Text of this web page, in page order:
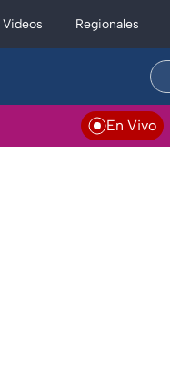
Videos Regionales
En Vivo